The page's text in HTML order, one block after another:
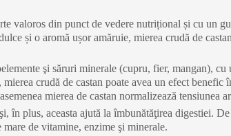
valoros din punct de vedere nutrițional și cu un
și o aromă ușor amăruie, mierea crudă de
şi săruri minerale (cupru, fier, mangan),
crudă de castan poate avea un efect
mierea de castan normalizează tensiunea
plus, aceasta ajută la îmbunătăţirea digestiei.
de vitamine, enzime şi minerale.